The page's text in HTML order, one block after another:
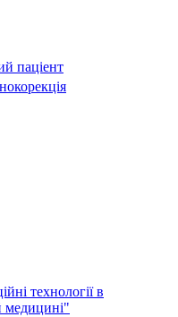
паціент
технології в
медицині"